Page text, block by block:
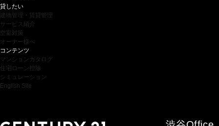
貸したい
建物管理・賃貸管理
サービス紹介
空室対策
オーナー様へ
コンテンツ
マンションカタログ
住宅ローン控除
シミュレーション
English Site